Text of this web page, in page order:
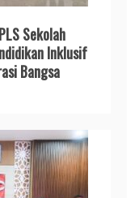
Sekolah
Inklusif
Bangsa